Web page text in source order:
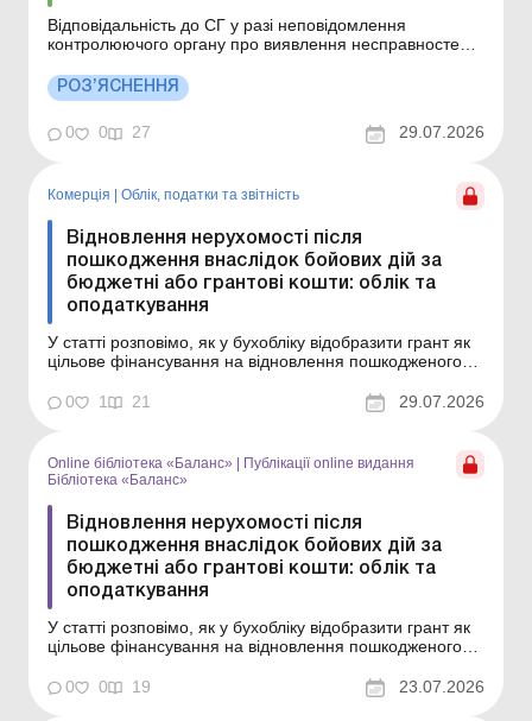
Відповідальність до СГ у разі неповідомлення
контролюючого органу про виявлення несправностей
контролю не передбачено. Деталі див. нижче. Більше
за темою: Післяплата від NovaРay та застосування
провадження діяльно...
РОЗ’ЯСНЕННЯ
0 0 27 29.07.2026
Комерція | Облік, податки та звiтнiсть
Відновлення нерухомості після
пошкодження внаслідок бойових дій за
бюджетні або грантові кошти: облік та
оподаткування
У статті розповімо, як у бухобліку відобразити грант як
цільове фінансування на відновлення пошкодженого
відображати дохід від такого фінансування та що
робити з витратами на відновлення – включати до
0 1 21 29.07.2026
Online бібліотека «Баланс»
Публікації online видання
Бібліотека «Баланс»
Відновлення нерухомості після
пошкодження внаслідок бойових дій за
бюджетні або грантові кошти: облік та
оподаткування
У статті розповімо, як у бухобліку відобразити грант як
цільове фінансування на відновлення пошкодженого
відображати дохід від такого фінансування та що
робити з витратами на відновлення – включати до
0 0 19 23.07.2026